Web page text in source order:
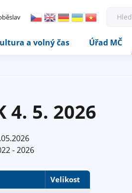
a
a volný čas Úřad MČ
4. 5. 2026
- 2026
Velikost